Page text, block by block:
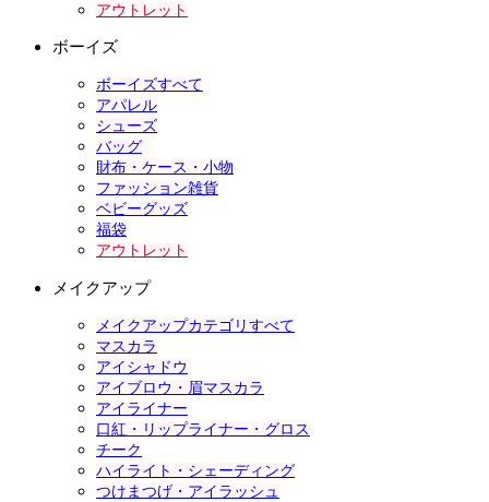
アウトレット
ボーイズ
ボーイズすべて
アパレル
シューズ
バッグ
財布・ケース・小物
ファッション雑貨
ベビーグッズ
福袋
アウトレット
メイクアップ
メイクアップカテゴリすべて
マスカラ
アイシャドウ
アイブロウ・眉マスカラ
アイライナー
口紅・リップライナー・グロス
チーク
ハイライト・シェーディング
つけまつげ・アイラッシュ